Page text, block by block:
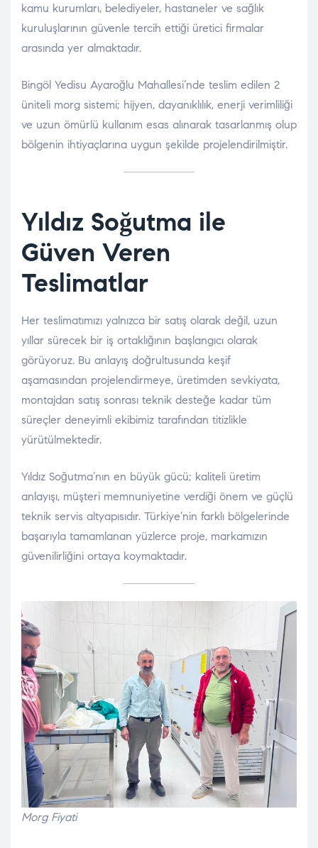
kamu kurumları, belediyeler, hastaneler ve sağlık
kuruluşlarının güvenle tercih ettiği üretici firmalar
arasında yer almaktadır.
Bingöl Yedisu Ayaroğlu Mahallesi’nde teslim edilen 2
üniteli morg sistemi; hijyen, dayanıklılık, enerji verimliliği
ve uzun ömürlü kullanım esas alınarak tasarlanmış olup
bölgenin ihtiyaçlarına uygun şekilde projelendirilmiştir.
Yıldız Soğutma ile
Güven Veren
Teslimatlar
Her teslimatımızı yalnızca bir satış olarak değil, uzun
yıllar sürecek bir iş ortaklığının başlangıcı olarak
görüyoruz. Bu anlayış doğrultusunda keşif
aşamasından projelendirmeye, üretimden sevkiyata,
montajdan satış sonrası teknik desteğe kadar tüm
süreçler deneyimli ekibimiz tarafından titizlikle
yürütülmektedir.
Yıldız Soğutma’nın en büyük gücü; kaliteli üretim
anlayışı, müşteri memnuniyetine verdiği önem ve güçlü
teknik servis altyapısıdır. Türkiye’nin farklı bölgelerinde
başarıyla tamamlanan yüzlerce proje, markamızın
güvenilirliğini ortaya koymaktadır.
Morg Fiyati